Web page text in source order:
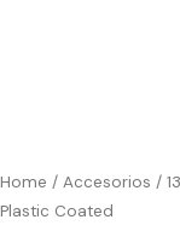
Home / Accesorios /
Plastic Coated